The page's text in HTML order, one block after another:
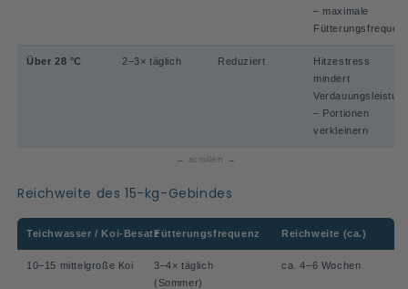
– maximale
Über 28 °C 2–3× täglich Reduziert
Hitzestress
mindert
– Portionen
verkleinern
Reichweite des 15-kg-Gebindes
Teichwasser / Koi-BesatzFütterungsfrequenz Reichweite (ca.)
10–15 mittelgroße Koi
3–4× täglich
(Sommer)
ca. 4–6 Wochen